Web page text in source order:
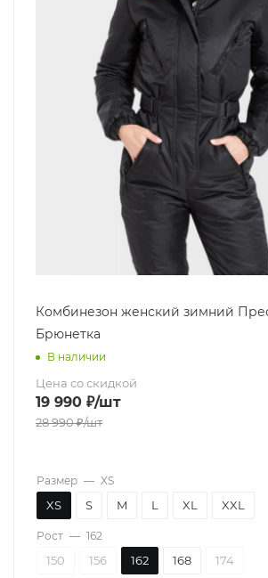
Комбинезон женский зимний
Брюнетка
В наличии
Цена со скидкой
19 990 ₽/шт
28 990₽/шт
Размер — XS
XS S M L XL XXL
Рост — 162
150 156 162 168 174